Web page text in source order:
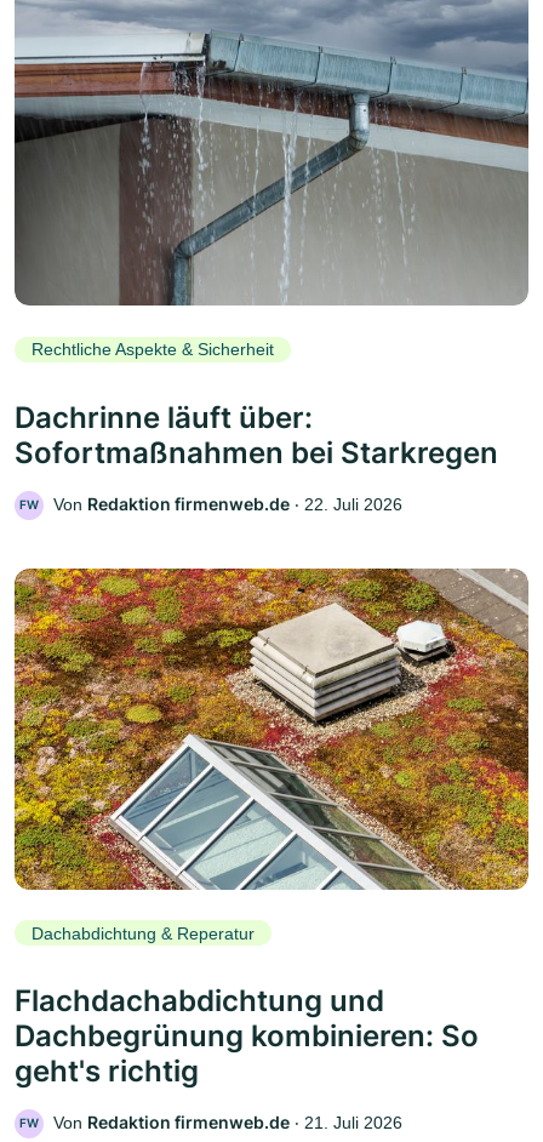
Rechtliche Aspekte & Sicherheit
Dachrinne läuft über:
Sofortmaßnahmen bei Starkregen
FW Von Redaktion firmenweb.de ‧ 22. Juli 2026
Dachabdichtung & Reperatur
Flachdachabdichtung und
Dachbegrünung kombinieren: So
geht's richtig
FW Von Redaktion firmenweb.de ‧ 21. Juli 2026